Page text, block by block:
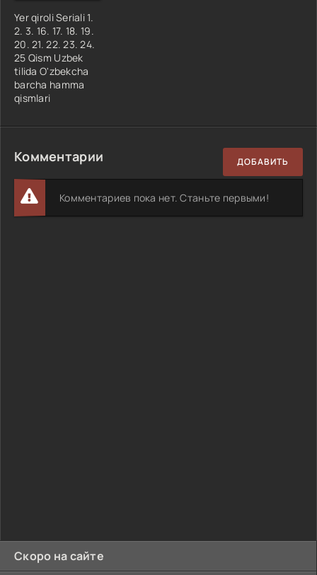
Скоро на сайте
Yer qiroli Seriali 1.
2. 3. 16. 17. 18. 19.
20. 21. 22. 23. 24.
25 Qism Uzbek
tilida O'zbekcha
barcha hamma
qismlari
Комментарии ДОБАВИТЬ
Комментариев пока нет. Станьте первыми!